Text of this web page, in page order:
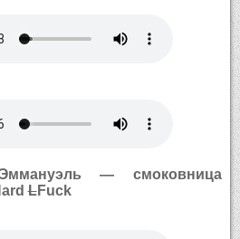
— смоковница
LFuck